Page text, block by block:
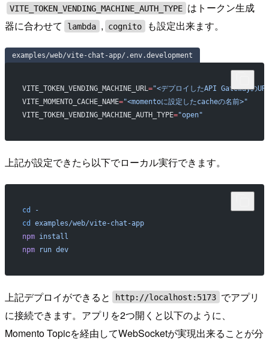
VITE_TOKEN_VENDING_MACHINE_AUTH_TYPE はトークン生成
器に合わせて
lambda , cognito も設定出来ます。
examples/web/vite-chat-app/.env.development
VITE_TOKEN_VENDING_MACHINE_URL="<デプロイしたAPI Gatewayの
VITE_MOMENTO_CACHE_NAME="<momentoに設定したcacheの名前>"
VITE_TOKEN_VENDING_MACHINE_AUTH_TYPE="open"
上記が設定できたら以下でローカル実行できます。
cd
-
cd
examples/web/vite-chat-app
npm install
npm run dev
上記デプロイができると http://localhost:5173 でアプリ
に接続できます。アプリを2つ開くと以下のように、
Momento Topicを経由してWebSocketが実現出来ることが分